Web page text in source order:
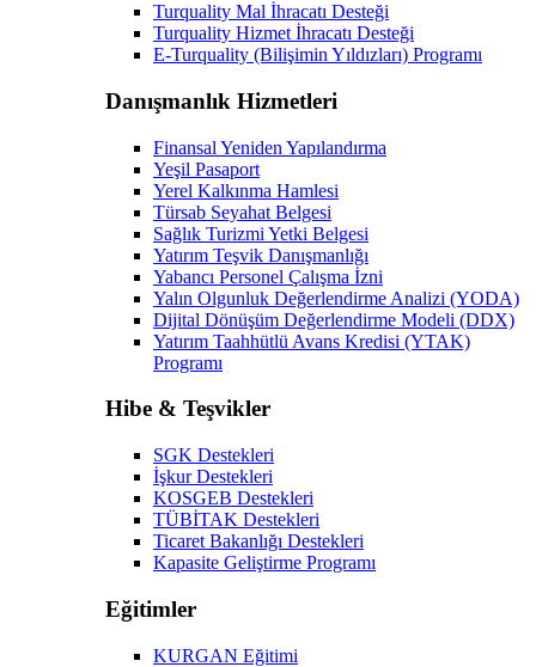
Turquality Mal İhracatı Desteği
Turquality Hizmet İhracatı Desteği
E-Turquality (Bilişimin Yıldızları) Programı
Danışmanlık Hizmetleri
Finansal Yeniden Yapılandırma
Yeşil Pasaport
Yerel Kalkınma Hamlesi
Türsab Seyahat Belgesi
Sağlık Turizmi Yetki Belgesi
Yatırım Teşvik Danışmanlığı
Yabancı Personel Çalışma İzni
Yalın Olgunluk Değerlendirme Analizi (YODA)
Dijital Dönüşüm Değerlendirme Modeli (DDX)
Yatırım Taahhütlü Avans Kredisi (YTAK)
Programı
Hibe & Teşvikler
SGK Destekleri
İşkur Destekleri
KOSGEB Destekleri
TÜBİTAK Destekleri
Ticaret Bakanlığı Destekleri
Kapasite Geliştirme Programı
Eğitimler
KURGAN Eğitimi